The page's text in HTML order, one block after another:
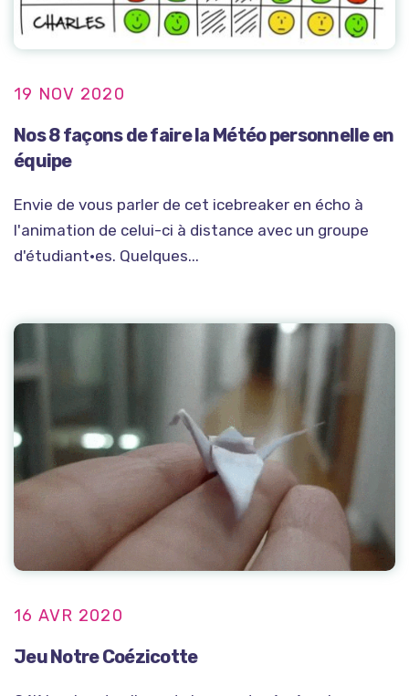
19 NOV 2020
Nos 8 façons de faire la Météo personnelle en
équipe
Envie de vous parler de cet icebreaker en écho à
l'animation de celui-ci à distance avec un groupe
d'étudiant•es. Quelques...
16 AVR 2020
Jeu Notre Coézicotte